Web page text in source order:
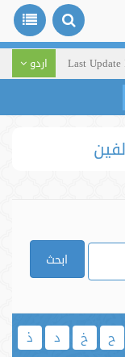
Last اردو
ابحث
ح خ د
ذ